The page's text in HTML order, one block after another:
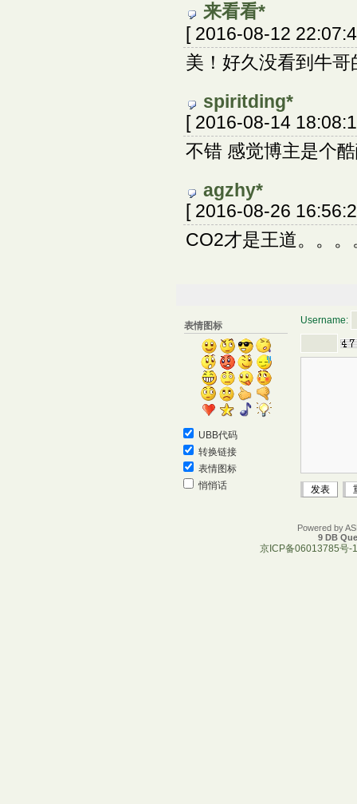
来看看*
[ 2016-08-12
美！好久没看到牛哥
spiritding*
[ 2016-08-14
不错 感觉博主是个
agzhy*
[ 2016-08-26
CO2才是王道。。。
表情图标
UBB代码
转换链接
表情图标
悄悄话
Username:
Powered by
9 DB
京ICP备06013785号-1